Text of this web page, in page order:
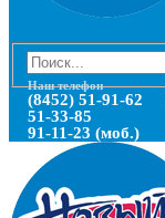
Наш телефон
(8452) 51-91-62
51-33-85
91-11-23 (моб.)